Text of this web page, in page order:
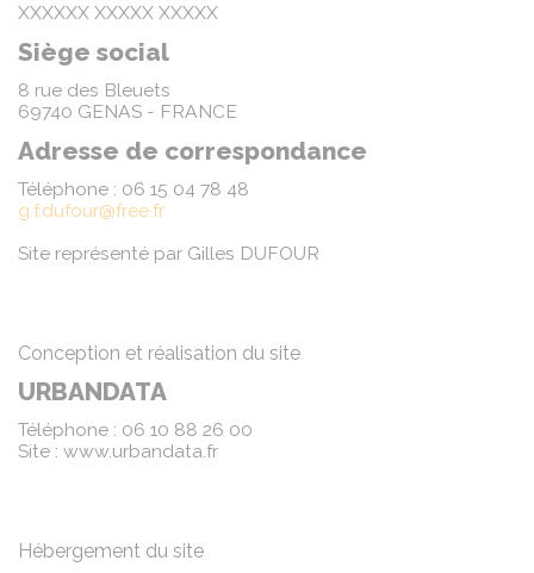
XXXXXX XXXXX XXXXX
Siège social
8 rue des Bleuets
69740 GENAS - FRANCE
Adresse de correspondance
Téléphone : 06 15 04 78 48
g.f.dufour@free.fr
Site représenté par Gilles DUFOUR
Conception et réalisation du site
URBANDATA
Téléphone : 06 10 88 26 00
Site : www.urbandata.fr
Hébergement du site